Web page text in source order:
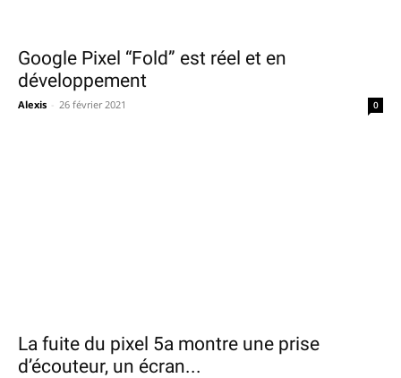
Google Pixel “Fold” est réel et en
développement
Alexis 26 février 2021 0
La fuite du pixel 5a montre une prise
d’écouteur, un écran...